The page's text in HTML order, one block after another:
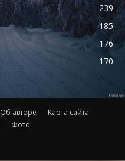
239
185
176
170
Об авторе
Карта сайта
Фото